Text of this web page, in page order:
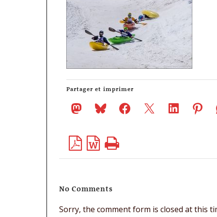
Partager et imprimer
No Comments
Sorry, the comment form is closed at this